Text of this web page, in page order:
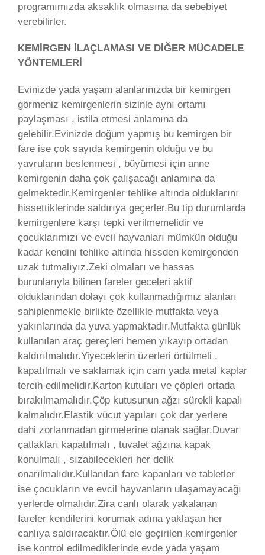
programımızda aksaklık olmasına da sebebiyet
verebilirler.
KEMİRGEN İLAÇLAMASI VE DİĞER MÜCADELE
YÖNTEMLERİ
Evinizde yada yaşam alanlarınızda bir kemirgen
görmeniz kemirgenlerin sizinle aynı ortamı
paylaşması , istila etmesi anlamına da
gelebilir.Evinizde doğum yapmış bu kemirgen bir
fare ise çok sayıda kemirgenin olduğu ve bu
yavruların beslenmesi , büyümesi için anne
kemirgenin daha çok çalışacağı anlamına da
gelmektedir.Kemirgenler tehlike altında olduklarını
hissettiklerinde saldırıya geçerler.Bu tip durumlarda
kemirgenlere karşı tepki verilmemelidir ve
çocuklarımızı ve evcil hayvanları mümkün olduğu
kadar kendini tehlike altında hissden kemirgenden
uzak tutmalıyız.Zeki olmaları ve hassas
burunlarıyla bilinen fareler geceleri aktif
olduklarından dolayı çok kullanmadığımız alanları
sahiplenmekle birlikte özellikle mutfakta veya
yakınlarında da yuva yapmaktadır.Mutfakta günlük
kullanılan araç gereçleri hemen yıkayıp ortadan
kaldırılmalıdır.Yiyeceklerin üzerleri örtülmeli ,
kapatılmalı ve saklamak için cam yada metal kaplar
tercih edilmelidir.Karton kutuları ve çöpleri ortada
bırakılmamalıdır.Çöp kutusunun ağzı sürekli kapalı
kalmalıdır.Elastik vücut yapıları çok dar yerlere
dahi zorlanmadan girmelerine olanak sağlar.Duvar
çatlakları kapatılmalı , tuvalet ağzına kapak
konulmalı , sızabilecekleri her delik
onarılmalıdır.Kullanılan fare kapanları ve tabletler
ise çocukların ve evcil hayvanların ulaşamayacağı
yerlerde olmalıdır.Zira canlı olarak yakalanan
fareler kendilerini korumak adına yaklaşan her
canlıya saldıracaktır.Ölü ele geçirilen kemirgenler
ise kontrol edilmediklerinde evde yada yaşam